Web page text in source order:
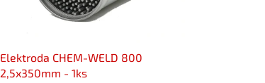
Elektroda CHEM-WELD 800
2,5x350mm - 1ks